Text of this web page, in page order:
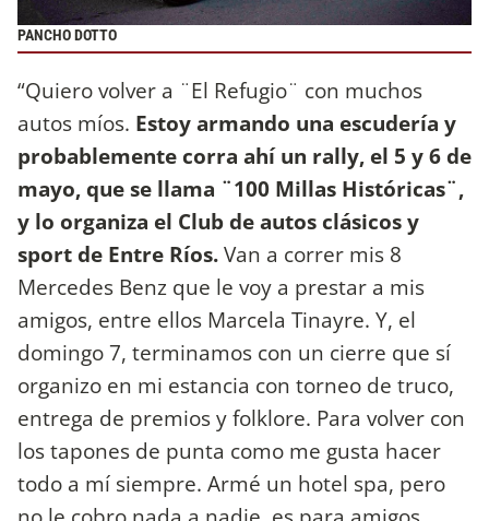
PANCHO DOTTO
“Quiero volver a ¨El Refugio¨ con muchos
autos míos. Estoy armando una escudería y
probablemente corra ahí un rally, el 5 y 6 de
mayo, que se llama ¨100 Millas Históricas¨,
y lo organiza el Club de autos clásicos y
sport de Entre Ríos.Van a correr mis 8
Mercedes Benz que le voy a prestar a mis
amigos, entre ellos Marcela Tinayre. Y, el
domingo 7, terminamos con un cierre que sí
organizo en mi estancia con torneo de truco,
entrega de premios y folklore. Para volver con
los tapones de punta como me gusta hacer
todo a mí siempre. Armé un hotel spa, pero